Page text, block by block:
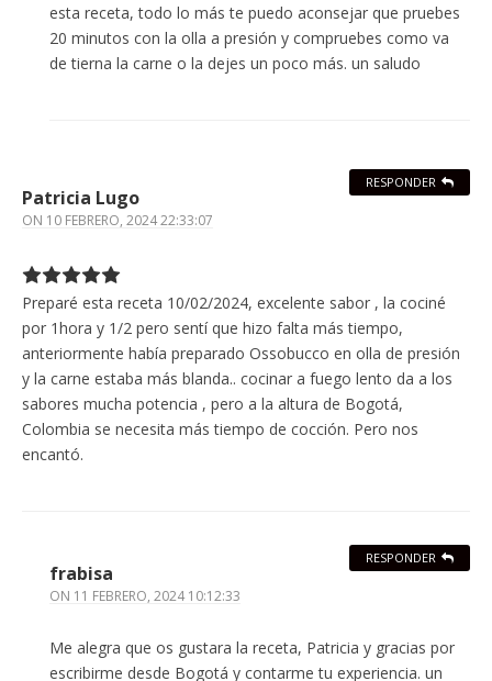
esta receta, todo lo más te puedo aconsejar que pruebes
20 minutos con la olla a presión y compruebes como va
de tierna la carne o la dejes un poco más. un saludo
Patricia Lugo
ON 10 FEBRERO, 2024 22:33:07
Preparé esta receta 10/02/2024, excelente sabor , la cociné
por 1hora y 1/2 pero sentí que hizo falta más tiempo,
anteriormente había preparado Ossobucco en olla de presión
y la carne estaba más blanda.. cocinar a fuego lento da a los
sabores mucha potencia , pero a la altura de Bogotá,
Colombia se necesita más tiempo de cocción. Pero nos
encantó.
RESPONDER
frabisa
ON 11 FEBRERO, 2024 10:12:33
Me alegra que os gustara la receta, Patricia y gracias por
escribirme desde Bogotá y contarme tu experiencia. un
RESPONDER